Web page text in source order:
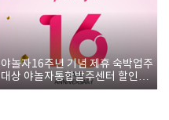
야놀자16주년 기념 제휴 숙박업주
대상 야놀자통합발주센터 할인쿠
폰 증정